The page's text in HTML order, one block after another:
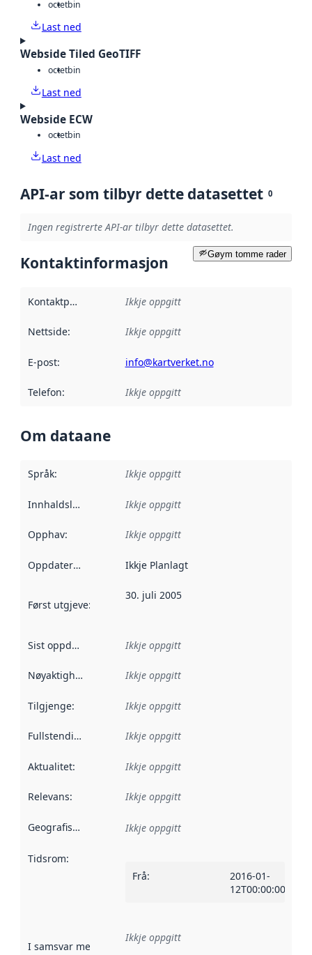
octetbin
Last ned
Webside Tiled GeoTIFF
octetbin
Last ned
Webside ECW
octetbin
Last ned
API-ar som tilbyr dette datasettet 0
Ingen registrerte API-ar tilbyr dette datasettet.
Gøym tomme rader
Kontaktinformasjon
Kontaktpunkt Ikkje oppgitt
Nettside: Ikkje oppgitt
E-post: info@kartverket.no
Telefon: Ikkje oppgitt
Om dataane
Språk: Ikkje oppgitt
Innhaldsleverandørar :
Ikkje oppgitt
Opphav: Ikkje oppgitt
Oppdateringsfrekvens :
Ikkje Planlagt
Først utgjeve: Denne datoen seier når dataa i dette
30. juli 2005
Sist oppdatert Ikkje oppgitt
Nøyaktigheit Ikkje oppgitt
Tilgjenge: Ikkje oppgitt
Fullstendigheit Ikkje oppgitt
Aktualitet: Ikkje oppgitt
Relevans: Ikkje oppgitt
Geografisk område Ikkje oppgitt
Tidsrom:
Frå:
2016-01-
12T00:00:00Z
I samsvar med Referanse til ei implementeringsregel eller
Ikkje oppgitt